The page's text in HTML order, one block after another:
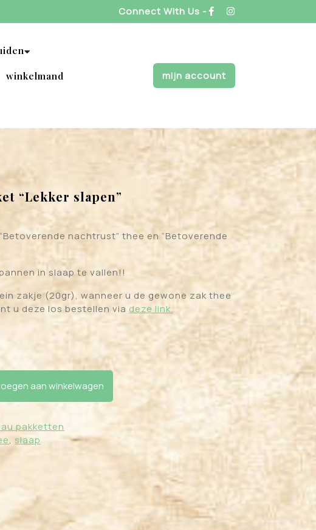
Connect With Us -
winkelmand mijn account
“Lekker slapen”
nachtrust” thee en “Betoverende
in slaap te vallen!!
zakje (20gr), wanneer u de gewone zak thee
u deze los bestellen via deze link.
slapen" aantal
aan winkelwagen
pakketten
,slaap